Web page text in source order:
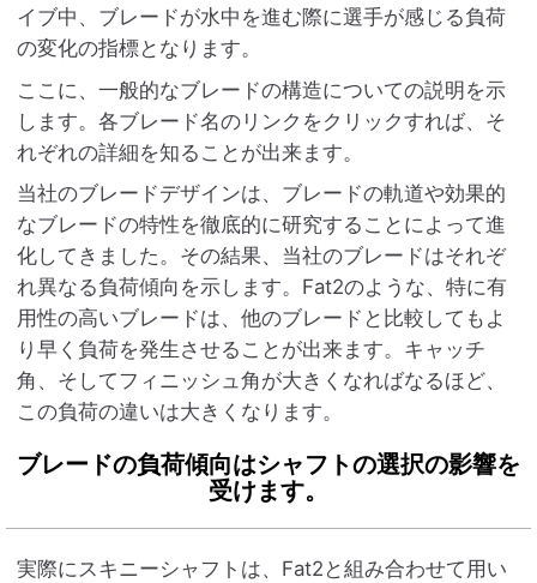
イブ中、ブレードが水中を進む際に選手が感じる負荷
の変化の指標となります。
ここに、一般的なブレードの構造についての説明を示
します。各ブレード名のリンクをクリックすれば、そ
れぞれの詳細を知ることが出来ます。
当社のブレードデザインは、ブレードの軌道や効果的
なブレードの特性を徹底的に研究することによって進
化してきました。その結果、当社のブレードはそれぞ
れ異なる負荷傾向を示します。Fat2のような、特に有
用性の高いブレードは、他のブレードと比較してもよ
り早く負荷を発生させることが出来ます。キャッチ
角、そしてフィニッシュ角が大きくなればなるほど、
この負荷の違いは大きくなります。
ブレードの負荷傾向はシャフトの選択の影響を
受けます。
実際にスキニーシャフトは、Fat2と組み合わせて用い